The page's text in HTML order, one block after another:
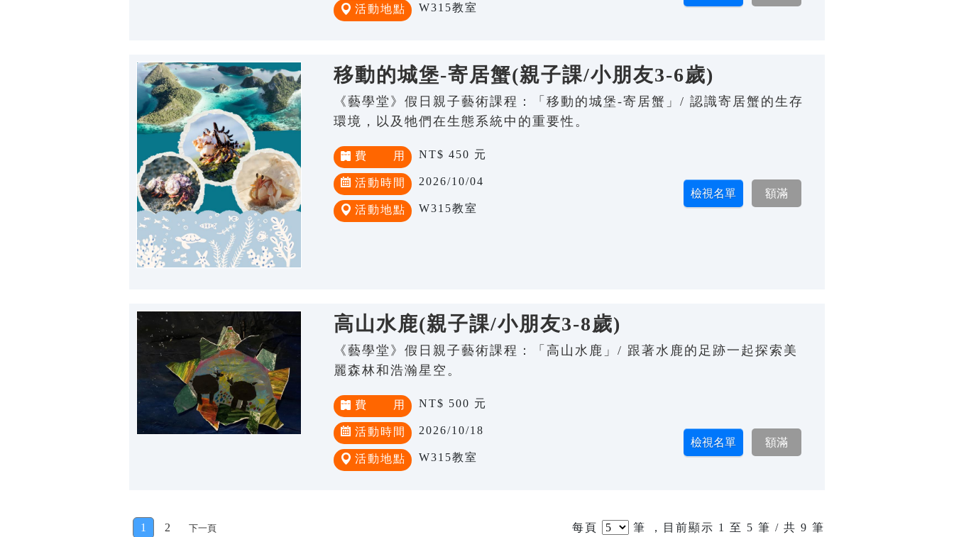
活動地點 W315教室
移動的城堡-寄居蟹(親子課/小朋友3-6歲)
《藝學堂》假日親子藝術課程：「移動的城堡-寄居蟹」/ 認識寄居蟹的生存
環境，以及牠們在生態系統中的重要性。
費 用 NT$ 450 元
活動時間 2026/10/04
活動地點 W315教室
高山水鹿(親子課/小朋友3-8歲)
《藝學堂》假日親子藝術課程：「高山水鹿」/ 跟著水鹿的足跡一起探索美
麗森林和浩瀚星空。
費 用 NT$ 500 元
活動時間 2026/10/18
活動地點 W315教室
1 2 下一頁 每頁 筆 ，目前顯示 1 至 5 筆 / 共 9 筆